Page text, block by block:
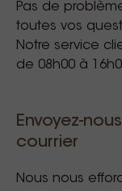
Pas de
toutes vos
Notre service
de 08h00 à
Envoyez-
courrier
Nous nous